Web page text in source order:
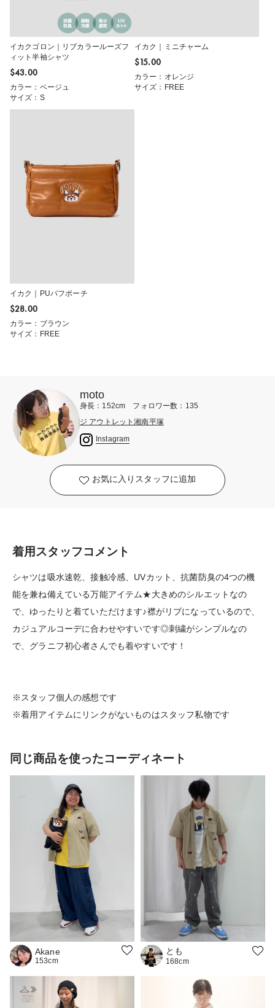
イカクゴロン｜リブカラールーズフ
ィット半袖シャツ
$‌43.00
カラー：ベージュ
サイズ：S
イカク｜ミニチャーム
$‌15.00
カラー：オレンジ
サイズ：FREE
イカク｜PUパフポーチ
$‌28.00
カラー：ブラウン
サイズ：FREE
moto
身長：152cm フォロワー数：135
ジ アウトレット湘南平塚
Instagram
お気に入りスタッフに追加
着用スタッフコメント
シャツは吸水速乾、接触冷感、UVカット、抗菌防臭の4つの機
能を兼ね備えている万能アイテム★大きめのシルエットなの
で、ゆったりと着ていただけます♪襟がリブになっているので、
カジュアルコーデに合わせやすいです◎刺繍がシンプルなの
で、グラニフ初心者さんでも着やすいです！
※スタッフ個人の感想です
※着用アイテムにリンクがないものはスタッフ私物です
同じ商品を使ったコーディネート
Akane
153cm
とも
168cm